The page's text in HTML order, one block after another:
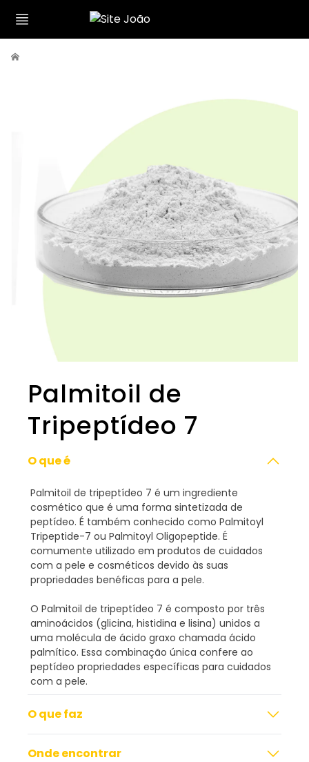
Palmitoil de
Tripeptídeo 7
O que é
Palmitoil de tripeptídeo 7 é um ingrediente
cosmético que é uma forma sintetizada de
peptídeo. É também conhecido como Palmitoyl
Tripeptide-7 ou Palmitoyl Oligopeptide. É
comumente utilizado em produtos de cuidados
com a pele e cosméticos devido às suas
propriedades benéficas para a pele.
O Palmitoil de tripeptídeo 7 é composto por três
aminoácidos (glicina, histidina e lisina) unidos a
uma molécula de ácido graxo chamada ácido
palmítico. Essa combinação única confere ao
peptídeo propriedades específicas para cuidados
com a pele.
O que faz
Onde encontrar